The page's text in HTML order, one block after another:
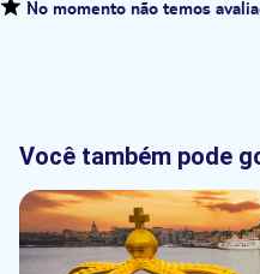
No momento não temos
Você também pode